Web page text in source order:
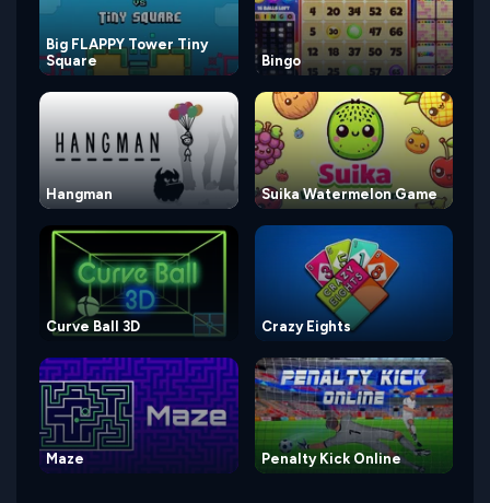
Big FLAPPY Tower Tiny
Square
Bingo
Hangman Suika Watermelon Game
Curve Ball 3D Crazy Eights
Maze Penalty Kick Online